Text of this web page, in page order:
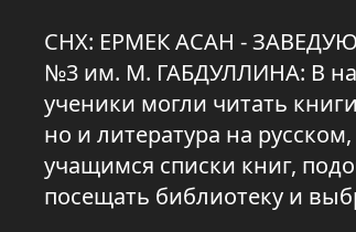
СНХ: ЕРМЕК АСАН -
№3 им. М. ГАБДУЛЛИНА: В
ученики могли читать
но и литература на
учащимся списки книг,
посещать библиотеку и